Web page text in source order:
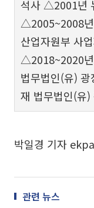
석사 △2001년
△2005~2008
산업자원부 사
△2018~2020
법무법인(유)
재 법무법인(유
박일경 기자
관련 뉴스